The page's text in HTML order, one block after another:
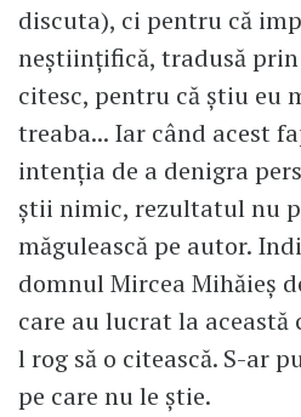
discuta), ci pentru că
neștiințifică, tradusă prin
citesc, pentru că știu eu
treaba... Iar când acest
intenția de a denigra
știi nimic, rezultatul nu
măgulească pe autor.
domnul Mircea Mihăieș
care au lucrat la această
l rog să o citească. S-ar
pe care nu le știe.